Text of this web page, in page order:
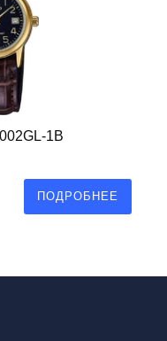
1B
ПОДРОБНЕЕ